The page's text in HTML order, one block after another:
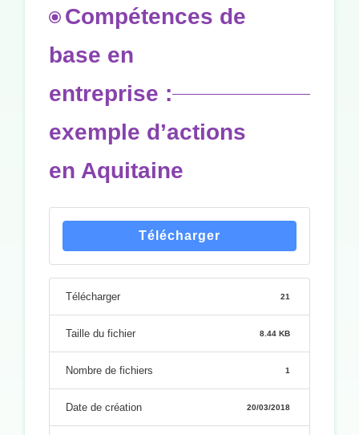
Compétences de
base en
entreprise :
exemple d’actions
en Aquitaine
Télécharger
Télécharger 21
Taille du fichier 8.44 KB
Nombre de fichiers 1
Date de création 20/03/2018